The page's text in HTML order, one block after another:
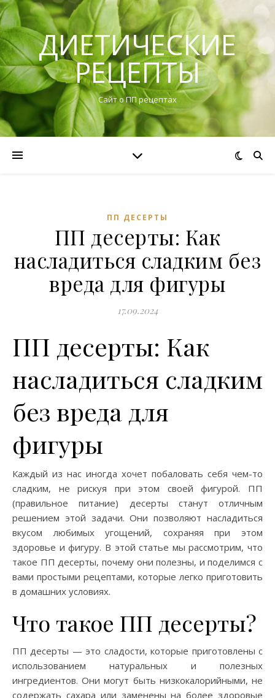
ДИЕТИЧЕСКИЕ
РЕЦЕПТЫ
Сайт о ПП рецептах
ПП ДЕСЕРТЫ
ПП десерты: Как
насладиться сладким без
вреда для фигуры
17.09.2024
ПП десерты: Как
насладиться сладким
без вреда для
фигуры
Каждый из нас иногда хочет побаловать себя чем-то
сладким, не рискуя при этом своей фигурой. ПП
(правильное питание) десерты станут отличным
решением этой задачи. Они позволяют насладиться
вкусом любимых угощений, сохраняя при этом
здоровье и фигуру. В этой статье мы рассмотрим, что
такое ПП десерты, почему они полезны, и поделимся с
вами простыми рецептами, которые легко приготовить
в домашних условиях.
Что такое ПП десерты?
ПП десерты — это сладости, которые приготовлены с
использованием натуральных и полезных
ингредиентов. Они могут быть низкокалорийными, не
содержать сахара или заменены на более здоровые